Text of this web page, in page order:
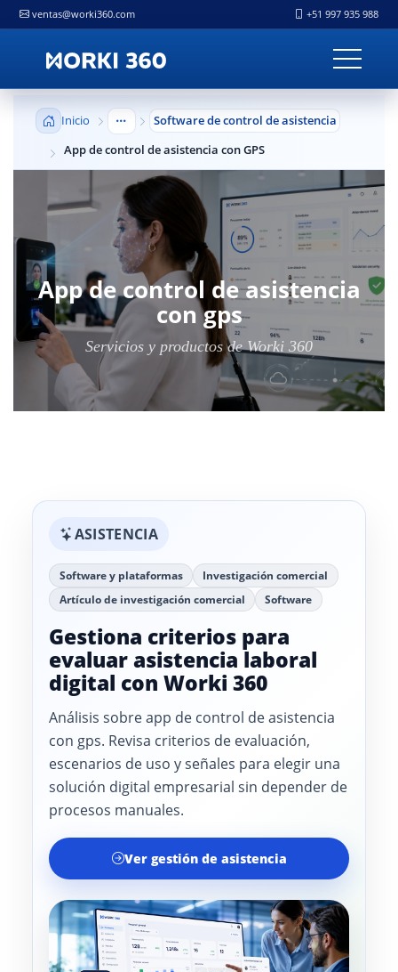
ventas@worki360.com +51 997 935 988
Inicio Mostrar niveles anteriores
Software de control de asistencia
App de control de asistencia con GPS
App de control de asistencia
con gps
Servicios y productos de Worki 360
ASISTENCIA
Software y plataformas
Investigación comercial
Artículo de investigación comercial
Software
Gestiona criterios para
evaluar asistencia laboral
digital con Worki 360
Análisis sobre app de control de asistencia
con gps. Revisa criterios de evaluación,
escenarios de uso y señales para elegir una
solución digital empresarial sin depender de
procesos manuales.
Ver gestión de asistencia